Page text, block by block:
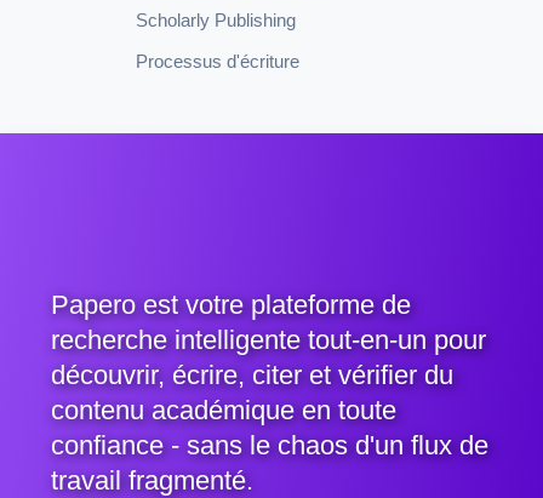
Scholarly Publishing
Processus d'écriture
Papero est votre plateforme de
recherche intelligente tout-en-un pour
découvrir, écrire, citer et vérifier du
contenu académique en toute
confiance - sans le chaos d'un flux de
travail fragmenté.